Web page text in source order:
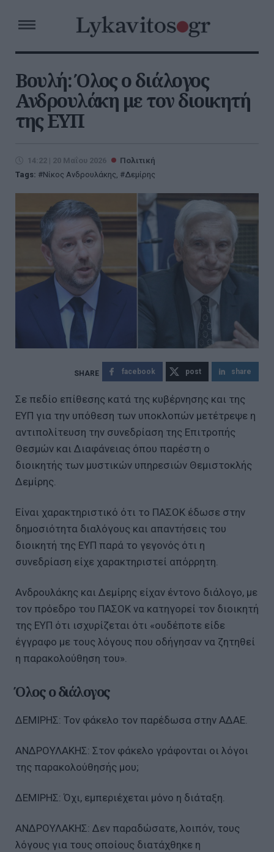
Βουλή: Όλος ο διάλογος
Ανδρουλάκη με τον διοικητή
της ΕΥΠ
14:22 | 20 Μαΐου 2026
Πολιτική
Tags:
Νίκος Ανδρουλάκης, Δεμίρης
facebook post share
Σε πεδίο επίθεσης κατά της κυβέρνησης και της
ΕΥΠ για την υπόθεση των υποκλοπών μετέτρεψε η
αντιπολίτευση την συνεδρίαση της Επιτροπής
Θεσμών και Διαφάνειας όπου παρέστη ο
διοικητής των μυστικών υπηρεσιών Θεμιστοκλής
Δεμίρης.
Είναι χαρακτηριστικό ότι το ΠΑΣΟΚ έδωσε στην
δημοσιότητα διαλόγους και απαντήσεις του
διοικητή της ΕΥΠ παρά το γεγονός ότι η
συνεδρίαση είχε χαρακτηριστεί απόρρητη.
Ανδρουλάκης και Δεμίρης είχαν έντονο διάλογο, με
τον πρόεδρο του ΠΑΣΟΚ να κατηγορεί τον διοικητή
της ΕΥΠ ότι ισχυρίζεται ότι «ουδέποτε είδε
έγγραφο με τους λόγους που οδήγησαν να ζητηθεί
η παρακολούθηση του».
Όλος ο διάλογος
ΔΕΜΙΡΗΣ: Τον φάκελο τον παρέδωσα στην ΑΔΑΕ.
ΑΝΔΡΟΥΛΑΚΗΣ: Στον φάκελο γράφονται οι λόγοι
της παρακολούθησής μου;
ΔΕΜΙΡΗΣ: Όχι, εμπεριέχεται μόνο η διάταξη.
ΑΝΔΡΟΥΛΑΚΗΣ: Δεν παραδώσατε, λοιπόν, τους
λόγους για τους οποίους διατάχθηκε η